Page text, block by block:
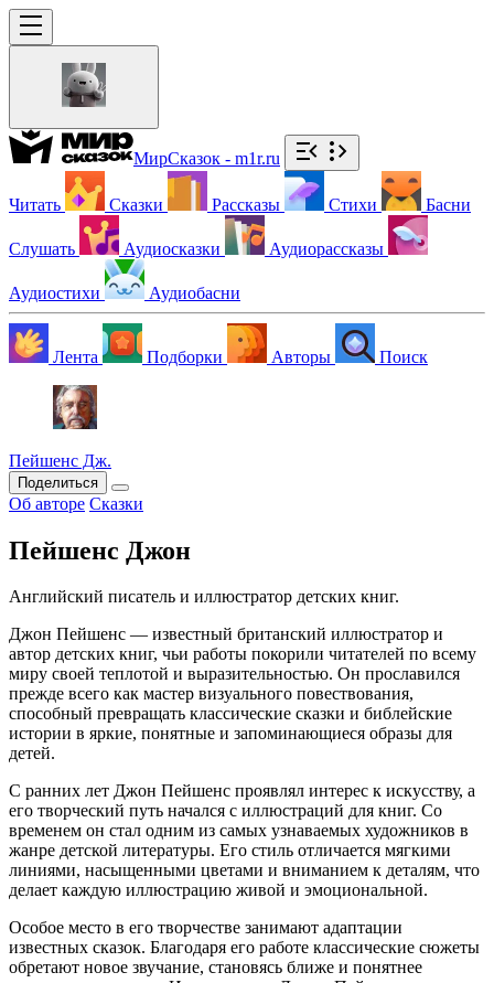
МирСказок - m1r.ru
Читать Сказки Рассказы Стихи Басни
Слушать Аудиосказки Аудиорассказы
Аудиостихи Аудиобасни
Лента Подборки Авторы Поиск
Пейшенс Дж.
Поделиться
Об авторе Сказки
Пейшенс Джон
Английский писатель и иллюстратор детских книг.
Джон Пейшенс — известный британский иллюстратор и
автор детских книг, чьи работы покорили читателей по всему
миру своей теплотой и выразительностью. Он прославился
прежде всего как мастер визуального повествования,
способный превращать классические сказки и библейские
истории в яркие, понятные и запоминающиеся образы для
детей.
С ранних лет Джон Пейшенс проявлял интерес к искусству, а
его творческий путь начался с иллюстраций для книг. Со
временем он стал одним из самых узнаваемых художников в
жанре детской литературы. Его стиль отличается мягкими
линиями, насыщенными цветами и вниманием к деталям, что
делает каждую иллюстрацию живой и эмоциональной.
Особое место в его творчестве занимают адаптации
известных сказок. Благодаря его работе классические сюжеты
обретают новое звучание, становясь ближе и понятнее